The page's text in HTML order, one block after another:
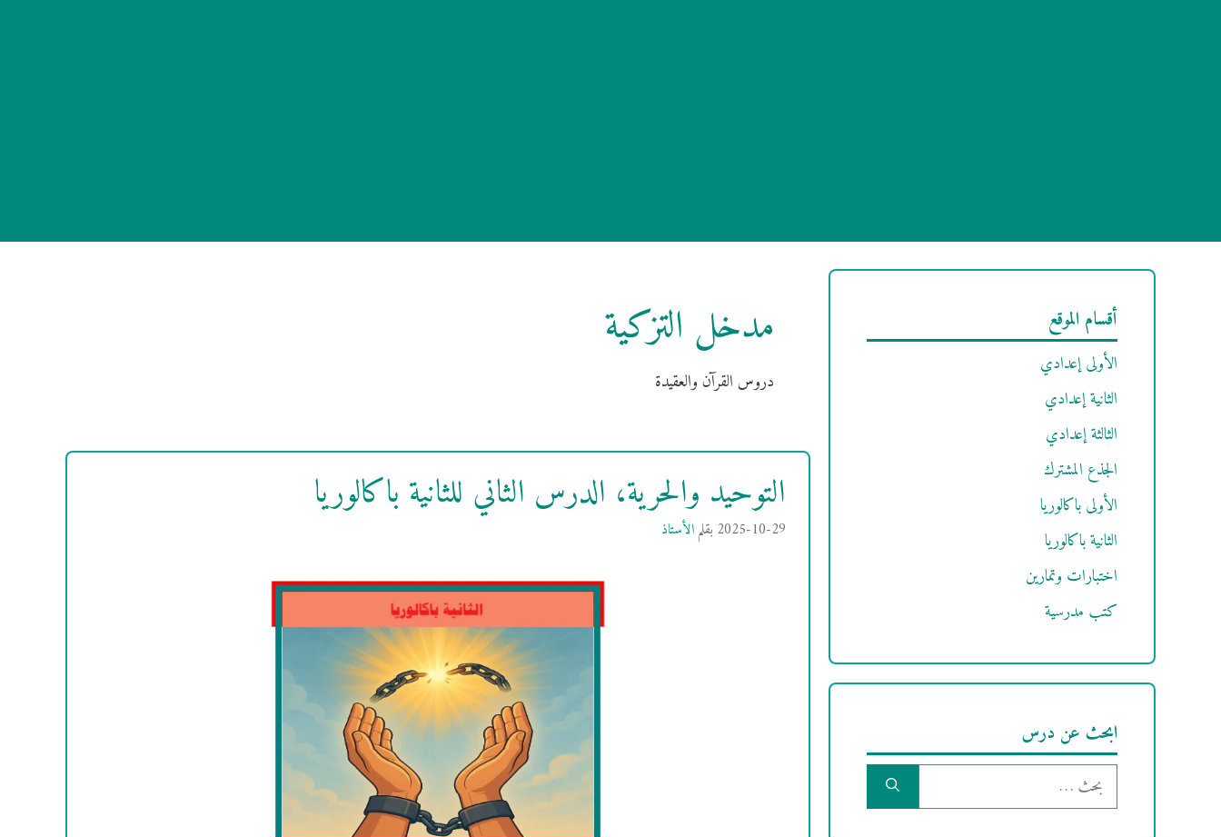
مدخل التزكية
دروس القرآن والعقيدة
التوحيد والحرية، الدرس الثاني للثانية باكالوريا
2025-10-29 بقلمالأستاذ
أقسام الموقع
الأولى إعدادي
الثانية إعدادي
الثالثة إعدادي
الجذع المشترك
الأولى باكالوريا
الثانية باكالوريا
اختبارات وتمارين
كتب مدرسية
ابحث عن درس
البحث
عن: